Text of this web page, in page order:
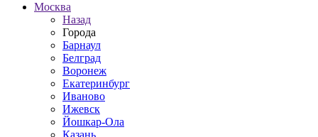
Москва
Назад
Города
Барнаул
Белград
Воронеж
Екатеринбург
Иваново
Ижевск
Йошкар-Ола
Казань